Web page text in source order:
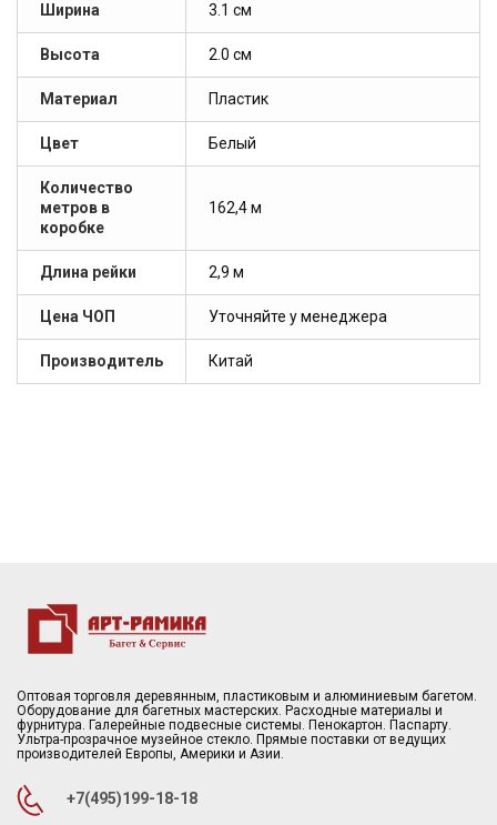
Ширина 3.1 см
Высота 2.0 см
Материал Пластик
Цвет Белый
Количество
метров в
коробке
162,4 м
Длина рейки 2,9 м
Цена ЧОП Уточняйте у менеджера
Производитель Китай
Оптовая торговля деревянным, пластиковым и алюминиевым багетом.
Оборудование для багетных мастерских. Расходные материалы и
фурнитура. Галерейные подвесные системы. Пенокартон. Паспарту.
Ультра-прозрачное музейное стекло. Прямые поставки от ведущих
производителей Европы, Америки и Азии.
+7(495)199-18-18